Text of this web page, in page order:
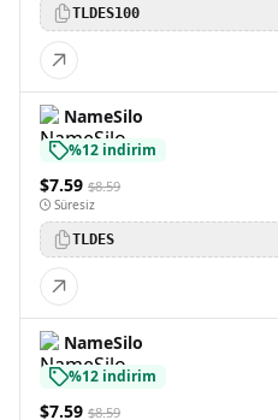
TLDES100
NameSilo
%12 indirim
$7.59 $8.59
Süresiz
TLDES
NameSilo
%12 indirim
$7.59 $8.59